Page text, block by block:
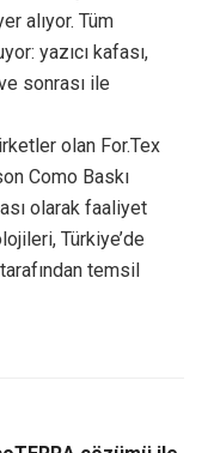
alıyor. Tüm
yazıcı kafası,
sonrası ile
olan For.Tex
Como Baskı
olarak faaliyet
Türkiye’de
temsil